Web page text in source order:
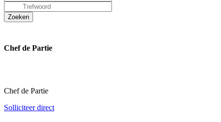
Chef de Partie
Chef de Partie
Solliciteer direct